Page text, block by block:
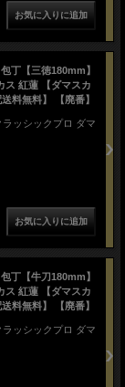
丁【三徳180mm】
ス 紅蓮 【ダマスカ
料無料】 【廃番】
ッシックプロ ダマ
丁【牛刀180mm】
ス 紅蓮 【ダマスカ
料無料】 【廃番】
ッシックプロ ダマ